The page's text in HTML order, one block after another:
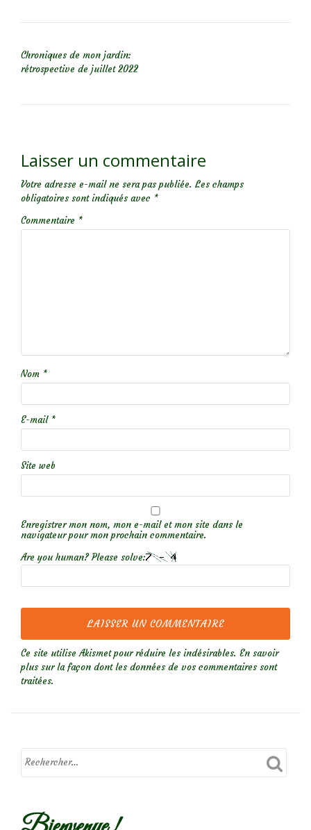
Chroniques de mon jardin:
rétrospective de juillet 2022
Laisser un commentaire
Votre adresse e-mail ne sera pas publiée. Les champs
obligatoires sont indiqués avec *
Commentaire *
Nom *
E-mail *
Site web
Enregistrer mon nom, mon e-mail et mon site dans le
navigateur pour mon prochain commentaire.
Are you human? Please solve:
Ce site utilise Akismet pour réduire les indésirables. En savoir
plus sur la façon dont les données de vos commentaires sont
traitées.